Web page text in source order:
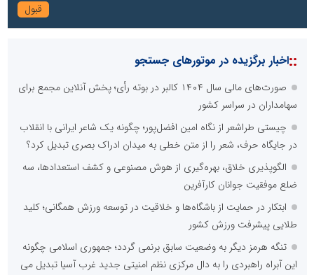
::اخبار برگزیده در موتورهای جستجو
صورت‌های مالی سال ۱۴۰۴ کالبر در بوته رأی؛ پخش آنلاین مجمع برای
سهامداران در سراسر کشور
چیستی طراشعر از نگاه امین افضل‌پور؛ چگونه یک شاعر ایرانی با انقلاب
در جایگاه حرف، شعر را از متن خطی به میدان ادراک بصری تبدیل کرد؟
الگوپذیری خلاق، بهره‌گیری از هوش مصنوعی و کشف استعدادها، سه
ضلع موفقیت جوانان کارآفرین
ابتکار در حمایت از باشگاه‌ها و خلاقیت در توسعه ورزش همگانی؛ کلید
طلایی پیشرفت ورزش کشور
تنگه هرمز دیگر به وضعیت سابق برنمی گردد؛ جمهوری اسلامی چگونه
این آبراه راهبردی را به دال مرکزی نظم امنیتی جدید غرب آسیا تبدیل می